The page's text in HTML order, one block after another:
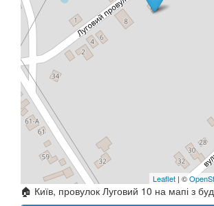
Leaflet | ©
🏠 Київ, провулок Луговий 10 на мапі з